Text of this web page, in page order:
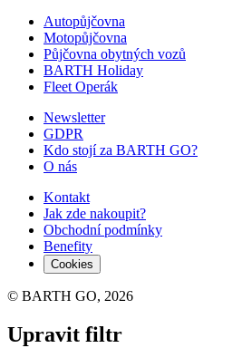
Autopůjčovna
Motopůjčovna
Půjčovna obytných vozů
BARTH Holiday
Fleet Operák
Newsletter
GDPR
Kdo stojí za BARTH GO?
O nás
Kontakt
Jak zde nakoupit?
Obchodní podmínky
Benefity
Cookies
© BARTH GO, 2026
Upravit filtr